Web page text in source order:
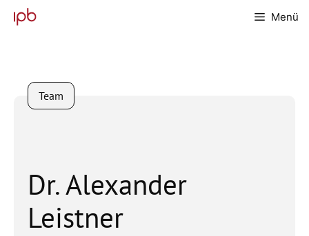
Inhalt
Menü
Team
Dr. Alexander
Leistner